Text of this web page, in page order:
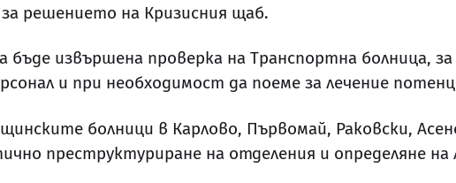
решението на Кризисния щаб.
извършена проверка на Транспортна болница,
и при необходимост да поеме за лечение
болници в Карлово, Първомай, Раковски,
преструктуриране на отделения и определяне на